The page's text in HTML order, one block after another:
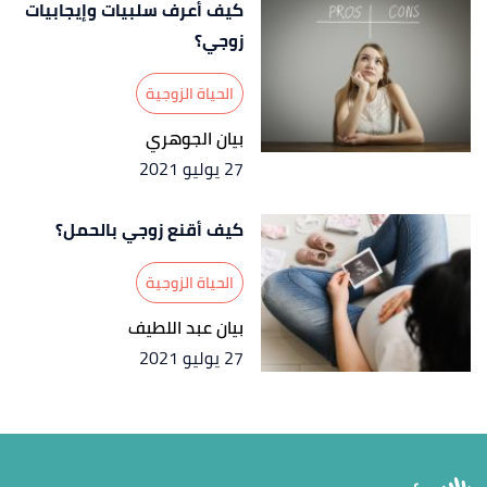
كيف أعرف سلبيات وإيجابيات
زوجي؟
الحياة الزوجية
بيان الجوهري
27 يوليو 2021
كيف أقنع زوجي بالحمل؟
الحياة الزوجية
بيان عبد اللطيف
27 يوليو 2021